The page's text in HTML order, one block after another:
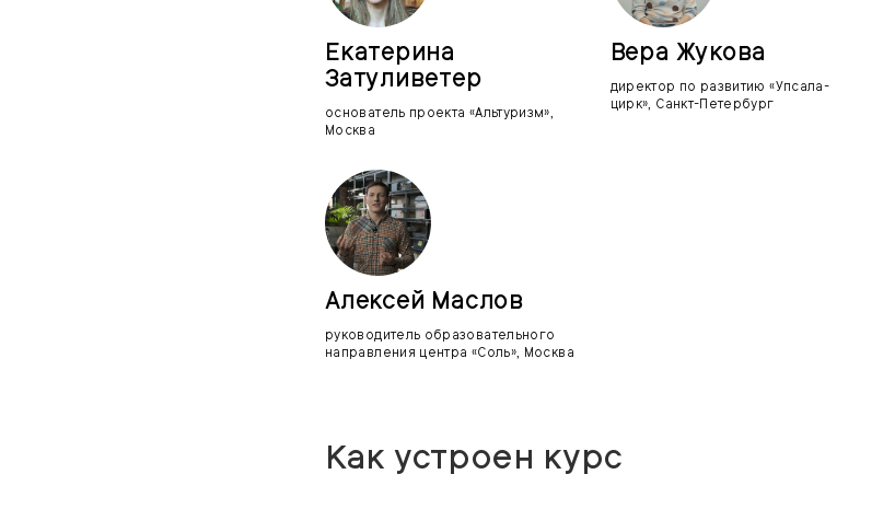
Екатерина
Затуливетер
основатель проекта «Альтуризм»,
Москва
Вера Жукова
директор по развитию «Упсала-
цирк», Санкт-Петербург
Алексей Маслов
руководитель образовательного
направления центра «Соль», Москва
Как устроен курс